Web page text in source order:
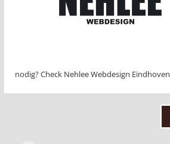
nodig? Check Nehlee Webdesign Eindhoven